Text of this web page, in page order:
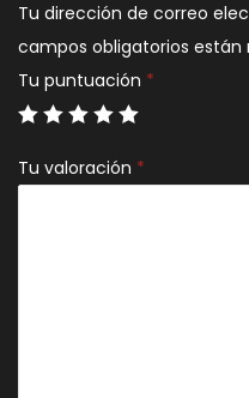
Tu dirección de correo
campos obligatorios están
Tu puntuación *
Tu valoración *